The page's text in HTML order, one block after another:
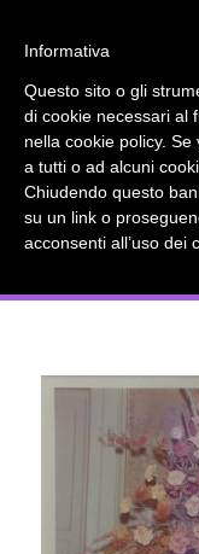
Prima
distrazione
accetta l'uso
Fai clic
Google
OK
Informativa
Questo sito o gli
di cookie necessari al
nella cookie policy.
a tutti o ad alcuni
Chiudendo questo
su un link o
acconsenti all’uso dei